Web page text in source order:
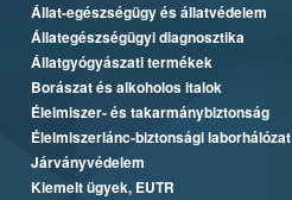
Állat-egészségügy és állatvédelem
Állategészségügyi diagnosztika
Állatgyógyászati termékek
Borászat és alkoholos italok
Élelmiszer- és takarmánybiztonság
Élelmiszerlánc-biztonsági laborhálózat
Járványvédelem
Kiemelt ügyek, EUTR